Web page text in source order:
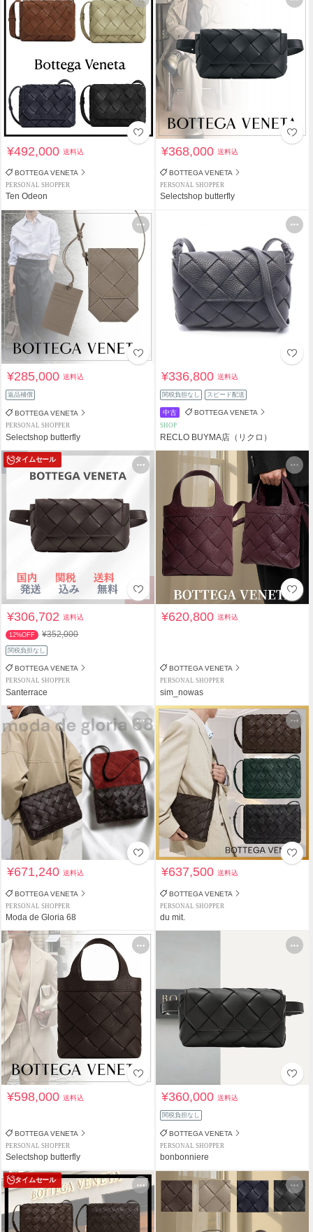
¥492,000送料込
BOTTEGA VENETA
PERSONAL SHOPPER
Ten Odeon
¥368,000送料込
BOTTEGA VENETA
PERSONAL SHOPPER
Selectshop butterfly
¥285,000送料込
返品補償
BOTTEGA VENETA
PERSONAL SHOPPER
Selectshop butterfly
¥336,800送料込
関税負担なし スピード配送
中古 BOTTEGA VENETA
SHOP
RECLO BUYMA店（リクロ）
タイムセール
¥306,702送料込
12%OFF ¥352,000
関税負担なし
BOTTEGA VENETA
PERSONAL SHOPPER
Santerrace
¥620,800送料込
BOTTEGA VENETA
PERSONAL SHOPPER
sim_nowas
¥671,240送料込
BOTTEGA VENETA
PERSONAL SHOPPER
Moda de Gloria 68
¥637,500送料込
BOTTEGA VENETA
PERSONAL SHOPPER
du mit.
¥598,000送料込
BOTTEGA VENETA
PERSONAL SHOPPER
Selectshop butterfly
¥360,000送料込
関税負担なし
BOTTEGA VENETA
PERSONAL SHOPPER
bonbonniere
タイムセール